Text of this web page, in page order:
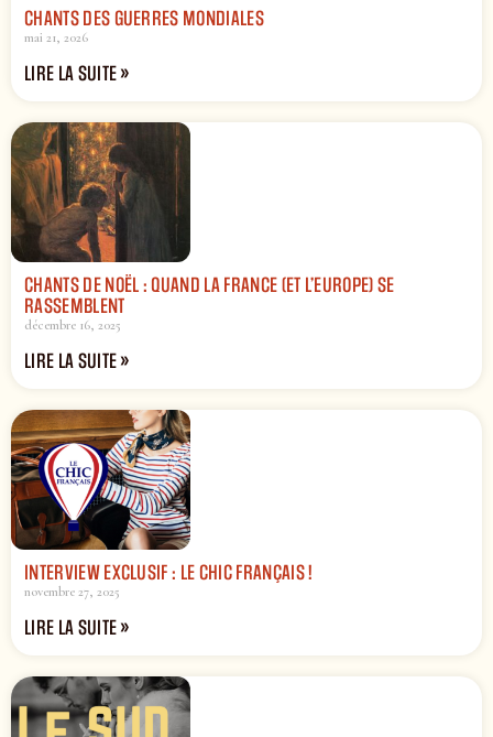
CHANTS DES GUERRES MONDIALES
mai 21, 2026
LIRE LA SUITE »
CHANTS DE NOËL : QUAND LA FRANCE (ET L’EUROPE) SE
RASSEMBLENT
décembre 16, 2025
LIRE LA SUITE »
INTERVIEW EXCLUSIF : LE CHIC FRANÇAIS !
novembre 27, 2025
LIRE LA SUITE »